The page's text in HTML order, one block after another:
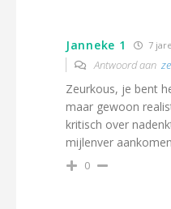
Janneke 1 7
Antwoord aan
Zeurkous, je bent
maar gewoon
kritisch over
mijlenver
0